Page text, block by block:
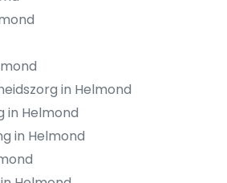
in Helmond
in Helmond
in Helmond